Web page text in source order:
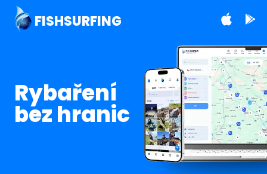
FISHSURFING
Rybaření
bez hranic